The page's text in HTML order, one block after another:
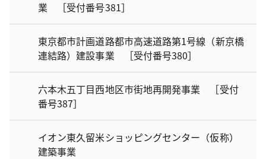
業 ［受付番号381］
東京都市計画道路都市高速道路第1号線（新京橋
連結路）建設事業 ［受付番号380］
六本木五丁目西地区市街地再開発事業 ［受付
番号387］
イオン東久留米ショッピングセンター（仮称）
建築事業